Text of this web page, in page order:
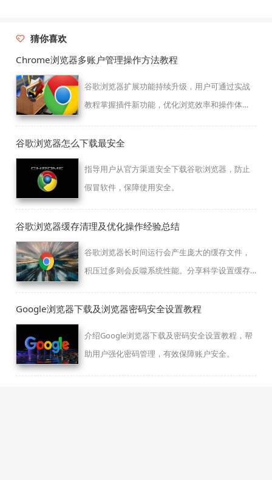
猜你喜欢
Chrome浏览器多账户管理操作方法教程
谷歌浏览器扩展功能持续升级，用户可通过实战
教程掌握插件新功能，优化浏览效率和操作体
谷歌浏览器怎么下载最安全
指导用户从官方渠道安全下载谷歌浏览器，防止
假冒软件，保障使用安全。
谷歌浏览器缓存清理及优化操作经验总结
谷歌浏览器长时间运行会产生庞大的缓存文件，
积压过多则会反噬系统性能。分享科学设置缓存
技巧，旨在帮您在节省本地存储空间的同时，保
持轻快状态。
Google浏览器下载及浏览器密码安全设置教程
介绍Google浏览器下载及密码安全设置教程，帮
助用户强化密码管理，有效保障账户安全。